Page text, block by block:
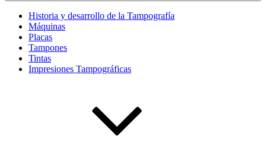
Historia y desarrollo de la Tampografía
Máquinas
Placas
Tampones
Tintas
Impresiones Tampográficas